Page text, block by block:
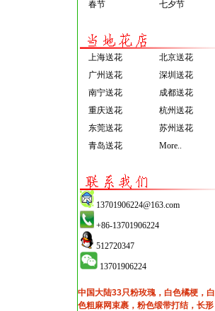
春节
七夕节
上海送花
北京送花
广州送花
深圳送花
南宁送花
成都送花
重庆送花
杭州送花
东莞送花
苏州送花
青岛送花
More..
13701906224@163.com
+86-13701906224
512720347
13701906224
中国大陆33只粉玫瑰，白色橘梗，白
色粗麻网束裹，粉色缎带打结，长形